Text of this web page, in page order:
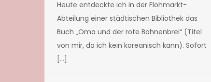
Heute entdeckte ich in der Flohmarkt-
Abteilung einer städtischen Bibliothek das
Buch „Oma und der rote Bohnenbrei“ (Titel
von mir, da ich kein koreanisch kann). Sofort
[…]